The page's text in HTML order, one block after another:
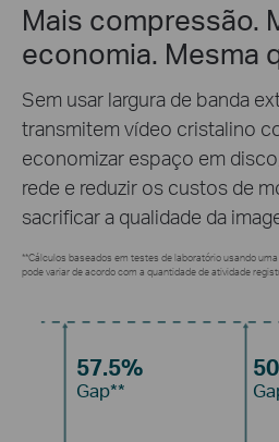
Mais compressão.
economia. Mesma
Sem usar largura de banda
transmitem vídeo cristalino
economizar espaço em
rede e reduzir os custos de
sacrificar a qualidade da
**Cálculos baseados em testes de laboratório usando uma
pode variar de acordo com a quantidade de atividade
57.5%
Gap**